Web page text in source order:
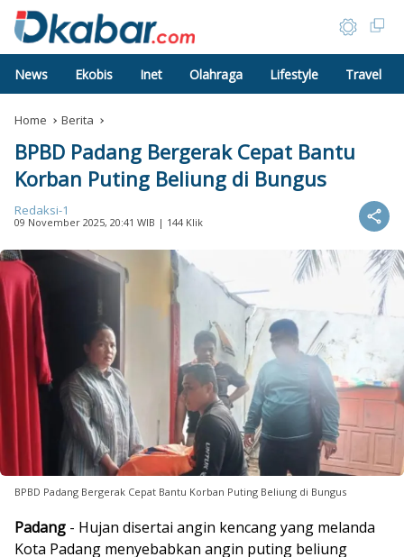
News Ekobis Inet Olahraga Lifestyle Travel
Home Berita
BPBD Padang Bergerak Cepat Bantu
Korban Puting Beliung di Bungus
Redaksi-1
09 November 2025, 20:41 WIB | 144 Klik
BPBD Padang Bergerak Cepat Bantu Korban Puting Beliung di Bungus
Padang - Hujan disertai angin kencang yang melanda
Kota Padang menyebabkan angin puting beliung